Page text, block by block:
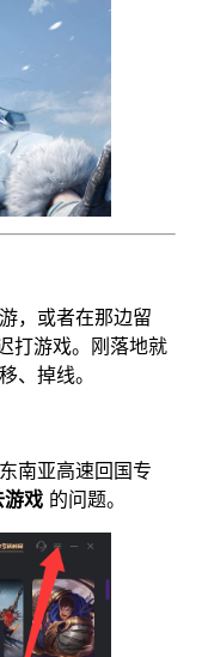
，或者在那边留
打游戏。刚落地就
、掉线。
南亚高速回国专
游戏 的问题。